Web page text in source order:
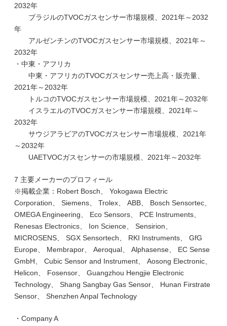
2032年
ブラジルのTVOCガスセンサー市場規模、2021年～2032
年
アルゼンチンのTVOCガスセンサー市場規模、2021年～
2032年
・中東・アフリカ
中東・アフリカのTVOCガスセンサー売上高・販売量、
2021年～2032年
トルコのTVOCガスセンサー市場規模、2021年～2032年
イスラエルのTVOCガスセンサー市場規模、2021年～
2032年
サウジアラビアのTVOCガスセンサー市場規模、2021年
～2032年
UAETVOCガスセンサーの市場規模、2021年～2032年
7 主要メーカーのプロフィール
※掲載企業：Robert Bosch、 Yokogawa Electric
Corporation、 Siemens、 Trolex、 ABB、 Bosch Sensortec、
OMEGA Engineering、 Eco Sensors、 PCE Instruments、
Renesas Electronics、 Ion Science、 Sensirion、
MICROSENS、 SGX Sensortech、 RKI Instruments、 GfG
Europe、 Membrapor、 Aeroqual、 Alphasense、 EC Sense
GmbH、 Cubic Sensor and Instrument、 Aosong Electronic、
Helicon、 Fosensor、 Guangzhou Hengjie Electronic
Technology、 Shang Sangbay Gas Sensor、 Hunan Firstrate
Sensor、 Shenzhen Anpal Technology
・Company A